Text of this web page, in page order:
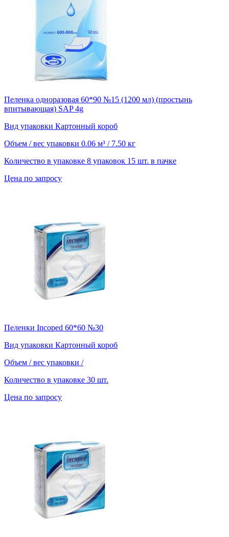
Пеленка одноразовая 60*90 №15 (1200 мл) (простынь
впитывающая) SAP 4g
Вид упаковки Картонный короб
Объем / вес упаковки 0.06 м³ / 7.50 кг
Количество в упаковке 8 упаковок 15 шт. в пачке
Цена по запросу
Пеленки Incoped 60*60 №30
Вид упаковки Картонный короб
Объем / вес упаковки /
Количество в упаковке 30 шт.
Цена по запросу